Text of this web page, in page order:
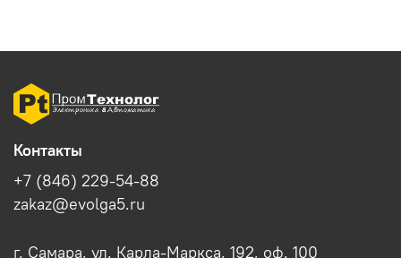
Контакты
+7 (846) 229-54-88
zakaz@evolga5.ru
г. Самара, ул. Карла-Маркса, 192, оф. 100